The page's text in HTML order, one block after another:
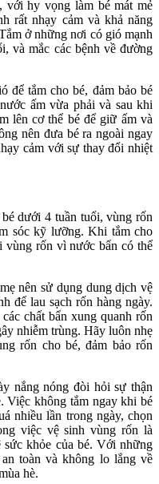
với hy vọng làm bé mát mẻ
rất nhạy cảm và khả năng
ở những nơi có gió mạnh
và mắc các bệnh về đường
để tắm cho bé, đảm bảo bé
ấm vừa phải và sau khi
lên cơ thể bé để giữ ấm và
nên đưa bé ra ngoài ngay
cảm với sự thay đổi nhiệt
dưới 4 tuần tuổi, vùng rốn
sóc kỹ lưỡng. Khi tắm cho
vùng rốn vì nước bẩn có thể
nên sử dụng dung dịch vệ
để lau sạch rốn hàng ngày.
chất bẩn xung quanh rốn
nhiễm trùng. Hãy luôn nhẹ
rốn cho bé, đảm bảo rốn
nắng nóng đòi hỏi sự thận
Việc không tắm ngay khi bé
nhiều lần trong ngày, chọn
việc vệ sinh vùng rốn là
khỏe của bé. Với những
toàn và không lo lắng về
hè.